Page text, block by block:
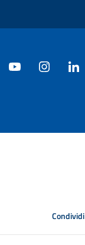
Condividi